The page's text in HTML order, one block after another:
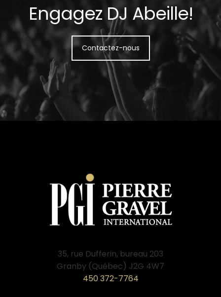
Engagez DJ Abeille!
Contactez-nous
35, rue Dufferin, bureau 203
Granby (Québec) J2G 4W7
450 372-7764